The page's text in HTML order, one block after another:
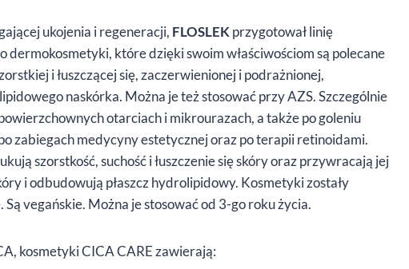
ukojenia i regeneracji, FLOSLEKprzygotował linię
dermokosmetyki, które dzięki swoim właściwościom są polecane
i łuszczącej się, zaczerwienionej i podrażnionej,
naskórka. Można je też stosować przy AZS. Szczególnie
otarciach i mikrourazach, a także po goleniu
zabiegach medycyny estetycznej oraz po terapii retinoidami.
szorstkość, suchość i łuszczenie się skóry oraz przywracają jej
i odbudowują płaszcz hydrolipidowy. Kosmetyki zostały
vegańskie. Można je stosować od 3-go roku życia.
kosmetyki CICA CARE zawierają: